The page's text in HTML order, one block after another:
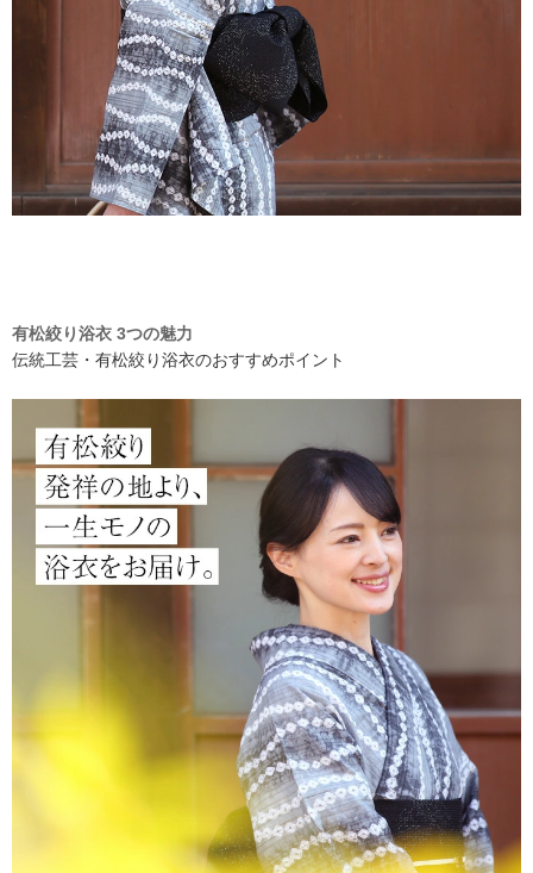
有松絞り浴衣 3つの魅力
伝統工芸・有松絞り浴衣のおすすめポイント